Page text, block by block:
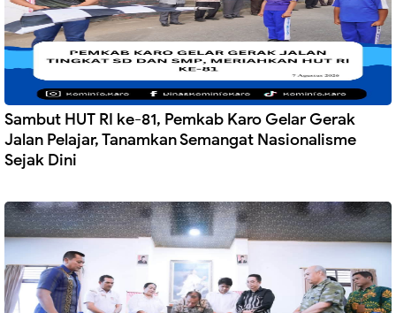
Sambut HUT RI ke-81, Pemkab Karo Gelar Gerak
Jalan Pelajar, Tanamkan Semangat Nasionalisme
Sejak Dini